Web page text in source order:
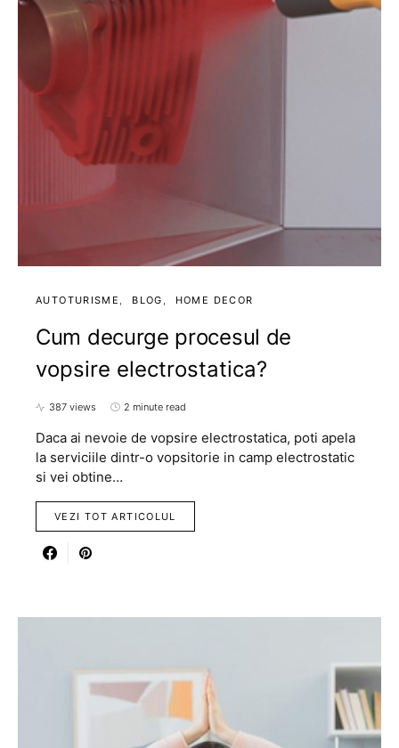
AUTOTURISME BLOG HOME DECOR
Cum decurge procesul de
vopsire electrostatica?
387 views 2 minute read
Daca ai nevoie de vopsire electrostatica, poti apela
la serviciile dintr-o vopsitorie in camp electrostatic
si vei obtine…
VEZI TOT ARTICOLUL